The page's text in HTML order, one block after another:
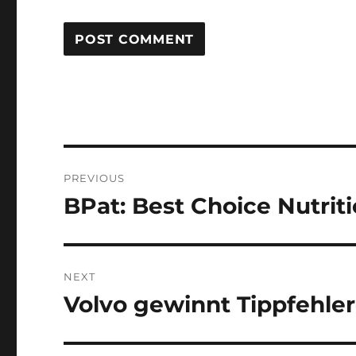
navigation
PREVIOUS
Previous
BPat: Best Choice
NEXT
Next
Volvo gewinnt